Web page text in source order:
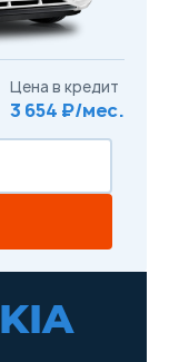
KIA
Цена в кредит
3 654 ₽/мес.